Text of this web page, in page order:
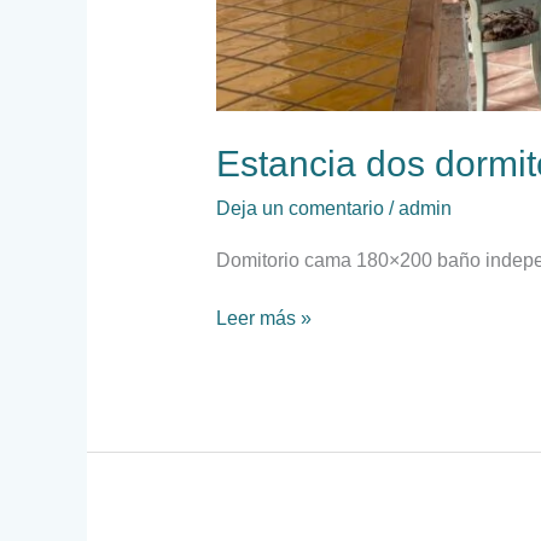
Estancia dos
Deja un comentario /admin
Domitorio cama 180×200 baño
Leer más »